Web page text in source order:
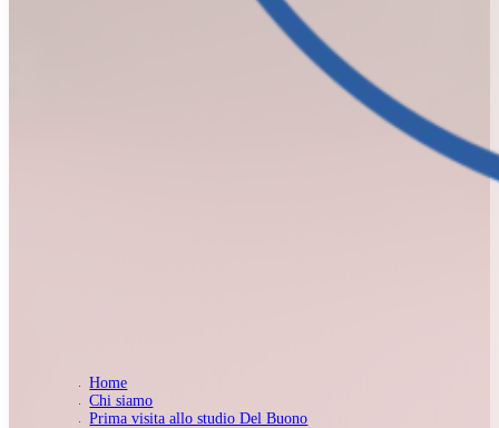
Home
Chi siamo
Prima visita allo studio Del Buono